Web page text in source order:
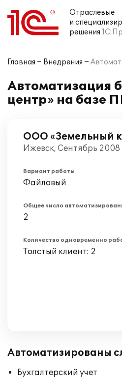
Отраслевые
и
решения
Главная Внедрения
Автоматизация
центр» на базе
ООО «Земельный
Ижевск, Сентябрь 2008
Вариант работы
Файловый
Общее число
2
Количество одновременно
Толстый клиент: 2
Автоматизированы
Бухгалтерский учет